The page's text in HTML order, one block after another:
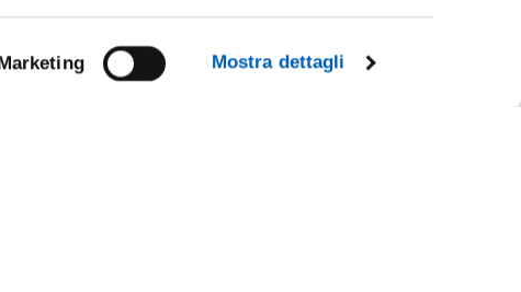
Mostra dettagli